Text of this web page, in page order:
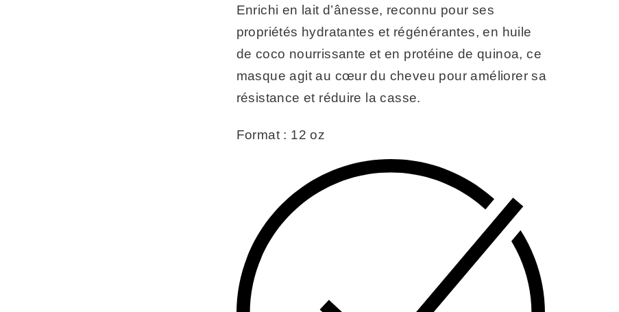
Enrichi en lait d’ânesse, reconnu pour ses
propriétés hydratantes et régénérantes, en huile
de coco nourrissante et en protéine de quinoa, ce
masque agit au cœur du cheveu pour améliorer sa
résistance et réduire la casse.
Format : 12 oz